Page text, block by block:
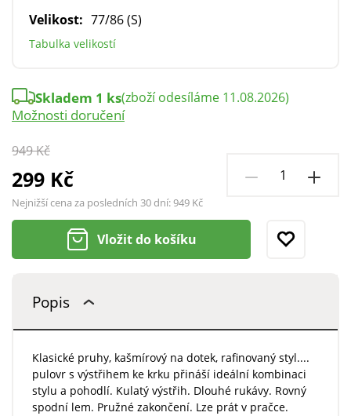
Velikost: 77/86 (S)
Tabulka velikostí
949 Kč
299 Kč
Nejnižší cena za posledních 30 dní:949 Kč
Skladem 1 ks(zboží odesíláme 11.08.2026)
Možnosti doručení
Vložit do košíku
Popis
Klasické pruhy, kašmírový na dotek, rafinovaný styl....
pulovr s výstřihem ke krku přináší ideální kombinaci
stylu a pohodlí. Kulatý výstřih. Dlouhé rukávy. Rovný
spodní lem. Pružné zakončení. Lze prát v pračce.